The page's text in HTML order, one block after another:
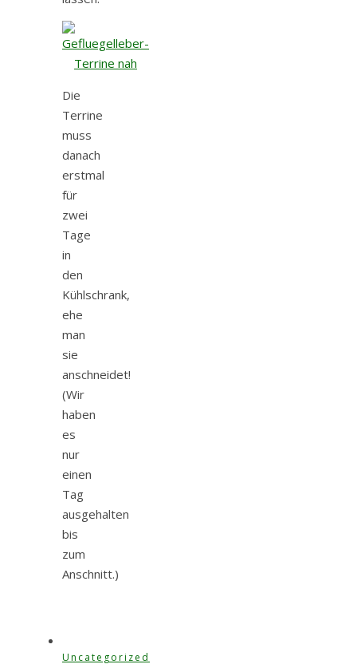
Die
Terrine
muss
danach
erstmal
für
zwei
Tage
in
den
Kühlschrank,
ehe
man
sie
anschneidet!
(Wir
haben
es
nur
einen
Tag
ausgehalten
bis
zum
Anschnitt.)
Uncategorized